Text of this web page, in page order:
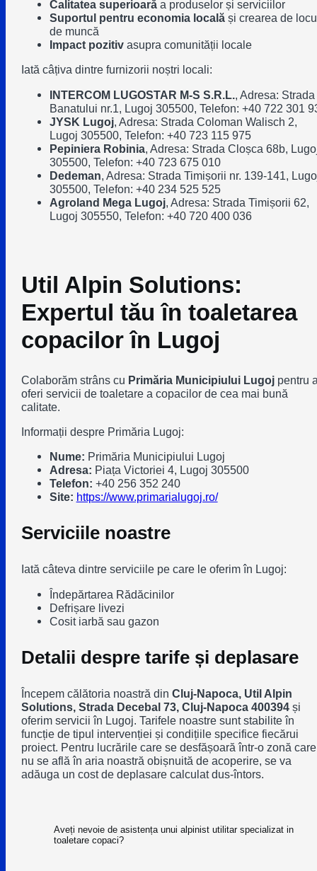
Calitatea superioarăa produselor și serviciilor
Suportul pentru economia localăși crearea de
de muncă
Impact pozitivasupra comunității locale
Iată câțiva dintre furnizorii noștri locali:
INTERCOM LUGOSTAR M-S S.R.L., Adresa: Strada
Banatului nr.1, Lugoj 305500, Telefon: +40 722 301
JYSK Lugoj, Adresa: Strada Coloman Walisch 2,
Lugoj 305500, Telefon: +40 723 115 975
Pepiniera Robinia, Adresa: Strada Cloșca 68b,
305500, Telefon: +40 723 675 010
Dedeman, Adresa: Strada Timișorii nr. 139-141,
305500, Telefon: +40 234 525 525
Agroland Mega Lugoj, Adresa: Strada Timișorii 62,
Lugoj 305550, Telefon: +40 720 400 036
Util Alpin Solutions:
Expertul tău în toaletarea
copacilor în Lugoj
Colaborăm strâns cu Primăria Municipiului Lugojpentru
oferi servicii de toaletare a copacilor de cea mai bună
calitate.
Informații despre Primăria Lugoj:
Nume: Primăria Municipiului Lugoj
Adresa: Piața Victoriei 4, Lugoj 305500
Telefon: +40 256 352 240
Site: https://www.primarialugoj.ro/
Serviciile noastre
Iată câteva dintre serviciile pe care le oferim în Lugoj:
Îndepărtarea Rădăcinilor
Defrișare livezi
Cosit iarbă sau gazon
Detalii despre tarife și deplasare
Începem călătoria noastră din Cluj-Napoca, Util Alpin
Solutions, Strada Decebal 73, Cluj-Napoca 400394și
oferim servicii în Lugoj. Tarifele noastre sunt stabilite în
funcție de tipul intervenției și condițiile specifice fiecărui
proiect. Pentru lucrările care se desfășoară într-o zonă care
nu se află în aria noastră obișnuită de acoperire, se va
adăuga un cost de deplasare calculat dus-întors.
Aveți nevoie de asistența unui alpinist utilitar specializat in
toaletare copaci?